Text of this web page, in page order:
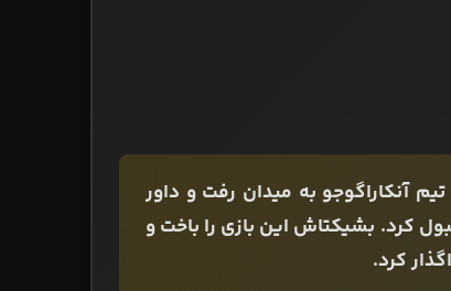
تیم آنکاراگوجو به میدان رفت و داور
کرد. بشیکتاش این بازی را باخت و
کرد.